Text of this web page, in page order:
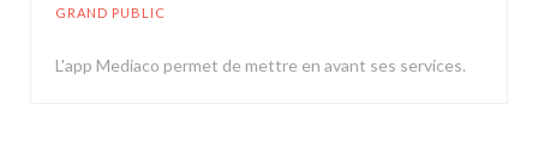
GRAND PUBLIC
L'app Mediaco permet de mettre en avant ses services.